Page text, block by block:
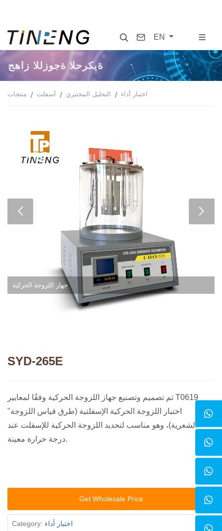
SearchContact
EN
جهاز اللزوجة الحركية
منتجات أسفلت التحليل المختبري اختبار أداء
جهاز اللزوجة الحركية
SYD-265E
تم تصميم وتصنيع جهاز اللزوجة الحركية وفقًا لمعايير T0619
"اختبار اللزوجة الحركية الإسفلتية (طرق قياس اللزوجة
الشعرية)، وهو مناسب لتحديد اللزوجة الحركية للإسفلت عند
درجة حرارة معينة.
Get Wholesale Price
Category: اختبار أداء